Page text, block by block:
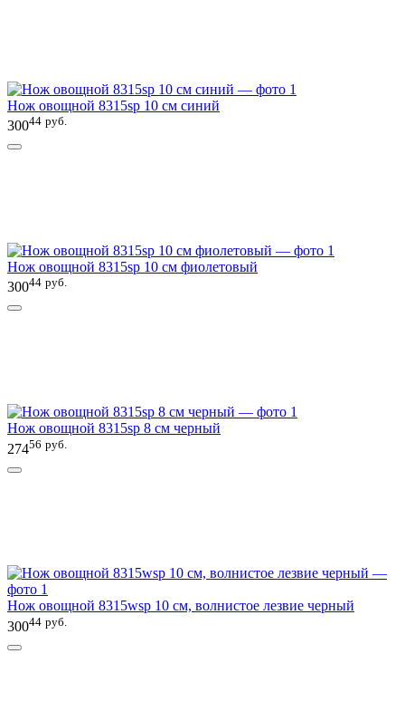
Нож овощной 8315sp 10 см синий
30044 руб.
Нож овощной 8315sp 10 см фиолетовый
30044 руб.
Нож овощной 8315sp 8 см черный
27456 руб.
Нож овощной 8315wsp 10 см, волнистое лезвие черный
30044 руб.